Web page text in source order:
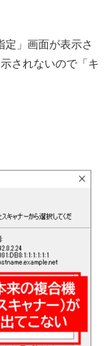
定」画面が表示さ
されないので「キ